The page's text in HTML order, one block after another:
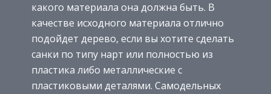
какого материала она должна быть. В
качестве исходного материала отлично
подойдет дерево, если вы хотите сделать
санки по типу нарт или полностью из
пластика либо металлические с
пластиковыми деталями. Самодельных